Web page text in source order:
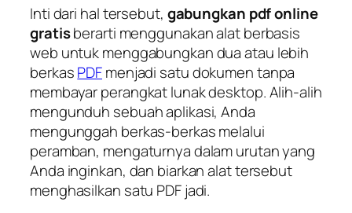
Inti dari hal tersebut, gabungkan pdf online
gratisberarti menggunakan alat berbasis
web untuk menggabungkan dua atau lebih
berkasPDFmenjadi satu dokumen tanpa
membayar perangkat lunak desktop. Alih-alih
mengunduh sebuah aplikasi, Anda
mengunggah berkas-berkas melalui
peramban, mengaturnya dalam urutan yang
Anda inginkan, dan biarkan alat tersebut
menghasilkan satu PDF jadi.